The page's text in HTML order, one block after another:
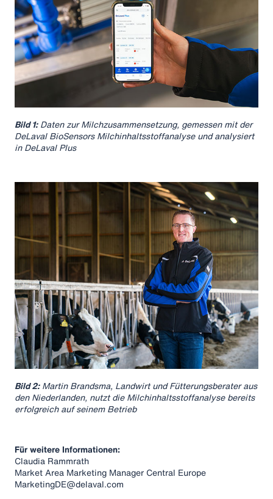
Bild 1:Daten zur Milchzusammensetzung, gemessen mit der
DeLaval BioSensors Milchinhaltsstoffanalyse und analysiert
in DeLaval Plus
Bild 2:Martin Brandsma, Landwirt und Fütterungsberater aus
den Niederlanden, nutzt die Milchinhaltsstoffanalyse bereits
erfolgreich auf seinem Betrieb
Für weitere Informationen:
Claudia Rammrath
Market Area Marketing Manager Central Europe
MarketingDE@delaval.com